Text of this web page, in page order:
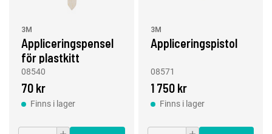
3M
Appliceringspensel
för plastkitt
08540
70 kr
Finns i lager
3M
Appliceringspistol
08571
1 750 kr
Finns i lager